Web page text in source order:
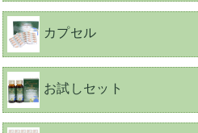
カプセル
お試しセット